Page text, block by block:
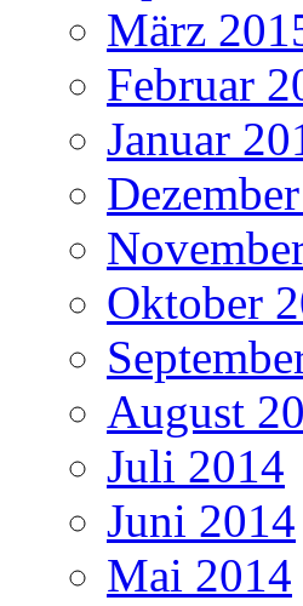
März
Februar
Januar
Oktober
August
Juli 2014
Juni 2014
Mai 2014